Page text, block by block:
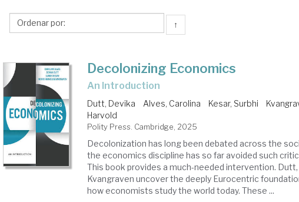
↑
Decolonizing Economics
An Introduction
Dutt, Devika Alves, Carolina Kesar, Surbhi
Harvold
Polity Press. Cambridge, 2025
Decolonization has long been debated across the
the economics discipline has so far avoided such
This book provides a much-needed intervention. Dutt,
Kvangraven uncover the deeply Eurocentric
how economists study the world today. These ...